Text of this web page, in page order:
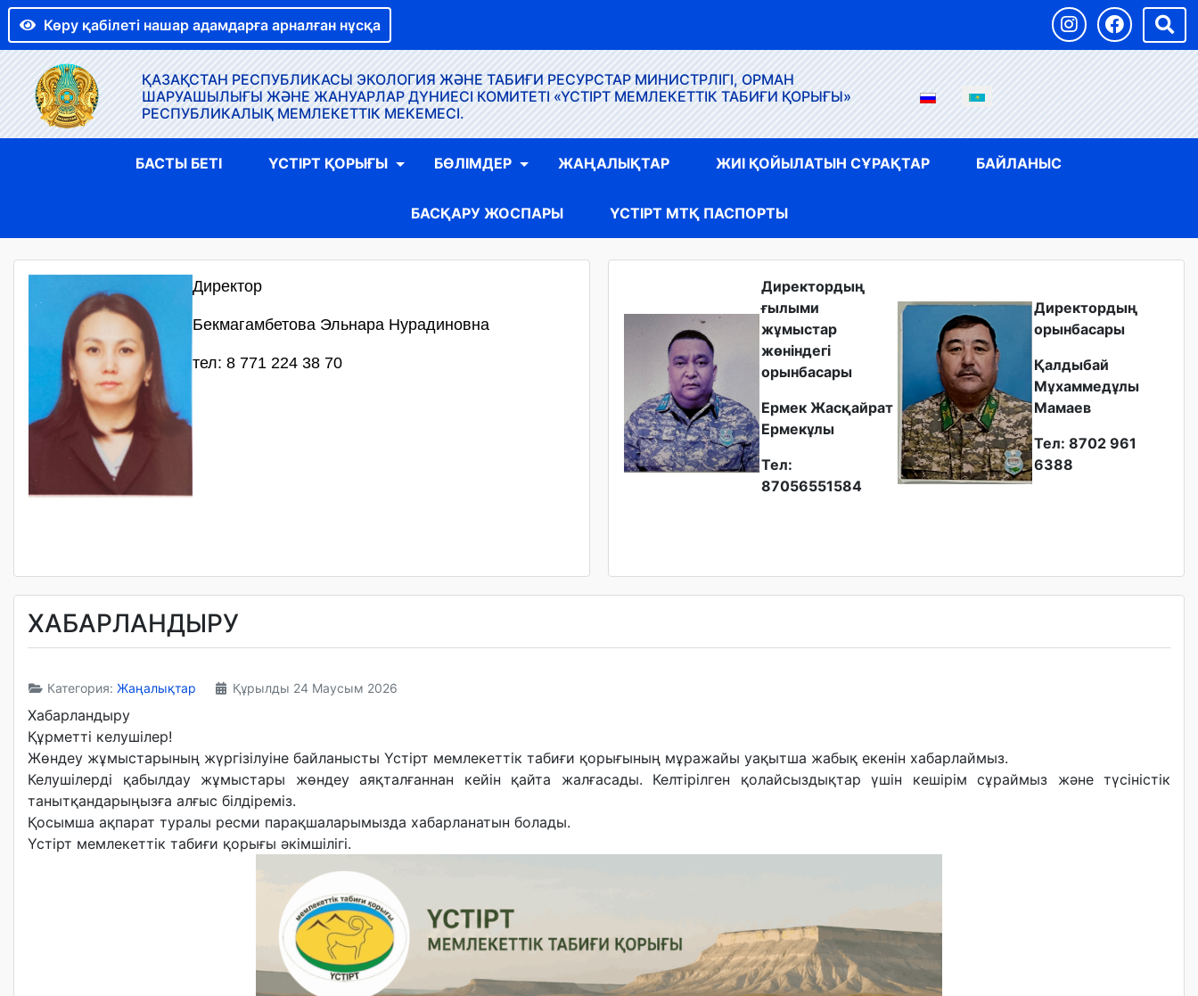
Көру қабілеті нашар адамдарға арналған нұсқа
ҚАЗАҚСТАН РЕСПУБЛИКАСЫ ЭКОЛОГИЯ ЖӘНЕ ТАБИҒИ РЕСУРСТАР МИНИСТРЛІГІ, ОРМАН
ШАРУАШЫЛЫҒЫ ЖӘНЕ ЖАНУАРЛАР ДҮНИЕСІ КОМИТЕТІ «ҮСТІРТ МЕМЛЕКЕТТІК ТАБИҒИ ҚОРЫҒЫ»
РЕСПУБЛИКАЛЫҚ МЕМЛЕКЕТТІК МЕКЕМЕСІ.
БАСТЫ БЕТІ ҮСТІРТ ҚОРЫҒЫ БӨЛІМДЕР ЖАҢАЛЫҚТАР ЖИІ ҚОЙЫЛАТЫН СҰРАҚТАР БАЙЛАНЫС
БАСҚАРУ ЖОСПАРЫ ҮСТІРТ МТҚ ПАСПОРТЫ
Директор
Бекмагамбетова Эльнара Нурадиновна
тел: 8 771 224 38 70
Директордың
ғылыми
жұмыстар
жөніндегі
орынбасары
Ермек Жасқайрат
Ермекұлы
Тел:
87056551584
Директордың
орынбасары
Қалдыбай
Мұхаммедұлы
Мамаев
Тел: 8702 961
6388
ХАБАРЛАНДЫРУ
Категория: Жаңалықтар Құрылды 24 Маусым 2026
Хабарландыру
Құрметті келушілер!
Жөндеу жұмыстарының жүргізілуіне байланысты Үстірт мемлекеттік табиғи қорығының мұражайы уақытша жабық екенін хабарлаймыз.
Келушілерді қабылдау жұмыстары жөндеу аяқталғаннан кейін қайта жалғасады. Келтірілген қолайсыздықтар үшін кешірім сұраймыз және түсіністік
танытқандарыңызға алғыс білдіреміз.
Қосымша ақпарат туралы ресми парақшаларымызда хабарланатын болады.
Үстірт мемлекеттік табиғи қорығы әкімшілігі.